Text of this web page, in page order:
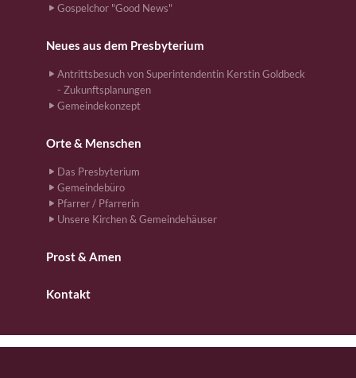
Gospelchor "Good News"
Neues aus dem Presbyterium
Antrittsbesuch von Superintendentin Kerstin Goldbeck
- Zukunftsplanungen
Gemeindekonzept
Orte & Menschen
Das Presbyterium
Gemeindebüro
Pfarrer / Pfarrerin
Unsere Kirchen & Gemeindehäuser
Prost & Amen
Kontakt